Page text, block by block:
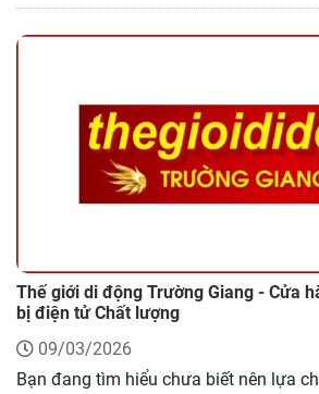
tiên với túi chườm nóng và lạnh thảo
khỏe giúp làm dịu cơn đau, giảm nhức
Thế giới di động Trường Giang - Cửa
bị điện tử Chất lượng
09/03/2026
Bạn đang tìm hiểu chưa biết nên lựa